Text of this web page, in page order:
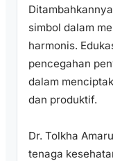
simbol dalam
harmonis.
pencegahan
dalam
dan produktif.
Dr. Tolkha
tenaga